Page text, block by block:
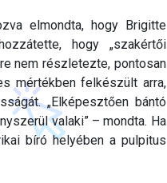
elmondta, hogy Brigitte
hogy „szakértői
nem részletezte, pontosan
mértékben felkészült arra,
„Elképesztően bántó
valaki” – mondta. Ha
bíró helyében a pulpitus